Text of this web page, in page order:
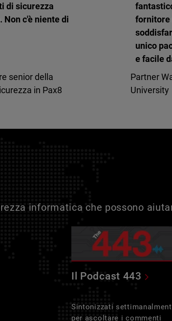
di sicurezza
c'è niente di
senior della
in Pax8
fornitore
unico
e facile
Partner
University
informatica che possono
Il Podcast 443
Sintonizzati
per ascoltare i commenti